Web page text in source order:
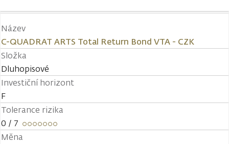
Název
C-QUADRAT ARTS Total Return Bond VTA - CZK
Složka
Dluhopisové
Investiční horizont
F
Tolerance rizika
0 / 7
Měna